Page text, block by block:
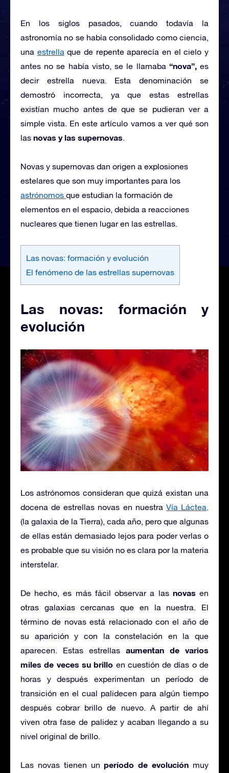
En los siglos pasados, cuando todavía la
astronomía no se había consolidado como ciencia,
una estrella que de repente aparecía en el cielo y
antes no se había visto, se le llamaba “nova”,es
decir estrella nueva. Esta denominación se
demostró incorrecta, ya que estas estrellas
existían mucho antes de que se pudieran ver a
simple vista. En este artículo vamos a ver qué son
las novas y las supernovas.
Novas y supernovas dan origen a explosiones
estelares que son muy importantes para los
astrónomos que estudian la formación de
elementos en el espacio, debida a reacciones
nucleares que tienen lugar en las estrellas.
Las novas: formación y evolución
El fenómeno de las estrellas supernovas
Las novas: formación y
evolución
Los astrónomos consideran que quizá existan una
docena de estrellas novas en nuestra Vía Láctea,
(la galaxia de la Tierra), cada año, pero que algunas
de ellas están demasiado lejos para poder verlas o
es probable que su visión no es clara por la materia
interstelar.
De hecho, es más fácil observar a las novas en
otras galaxias cercanas que en la nuestra. El
término de novas está relacionado con el año de
su aparición y con la constelación en la que
aparecen. Estas estrellas aumentan de varios
miles de veces su brillo en cuestión de días o de
horas y después experimentan un período de
transición en el cual palidecen para algún tiempo
después cobrar brillo de nuevo. A partir de ahí
viven otra fase de palidez y acaban llegando a su
nivel original de brillo.
Las novas tienen unperíodo de evolución muy